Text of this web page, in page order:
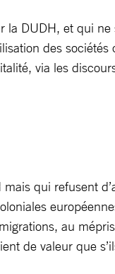
la DUDH, et qui
des
via les
qui refusent
au
de valeur que